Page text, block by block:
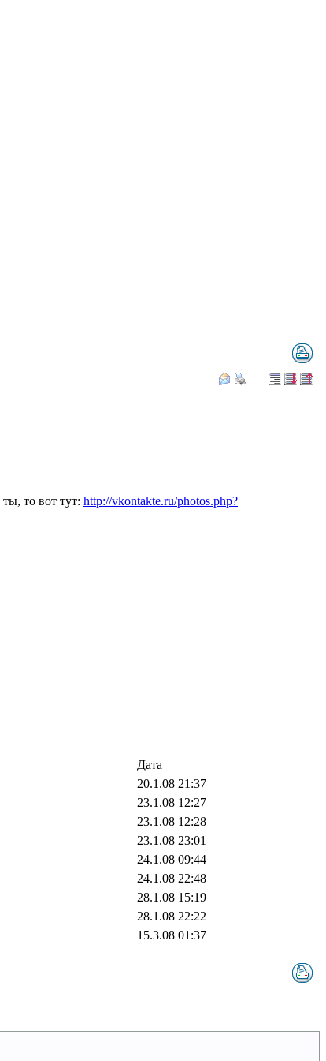
ты, то вот тут: http://vkontakte.ru/photos.php?
Дата
20.1.08 21:37
23.1.08 12:27
23.1.08 12:28
23.1.08 23:01
24.1.08 09:44
24.1.08 22:48
28.1.08 15:19
28.1.08 22:22
15.3.08 01:37